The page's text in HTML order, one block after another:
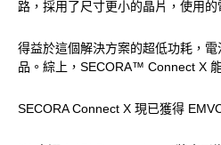
路，採用了尺寸更小的晶片，使用
得益於這個解決方案的超低功耗，
品。綜上，SECORA™ Connect X
SECORA Connect X 現已獲得